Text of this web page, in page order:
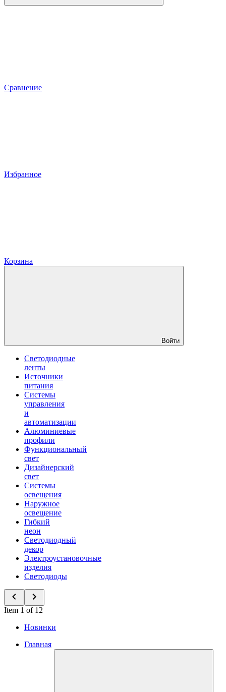
Сравнение
Избранное
Корзина
Войти
Светодиодные
ленты
Источники
питания
Системы
управления
и
автоматизации
Алюминиевые
профили
Функциональный
свет
Дизайнерский
свет
Системы
освещения
Наружное
освещение
Гибкий
неон
Светодиодный
декор
Электроустановочные
изделия
Светодиоды
Item 1 of 12
Новинки
Главная